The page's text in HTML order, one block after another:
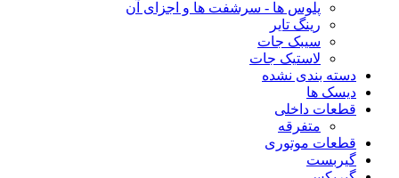
پلوس ها - سرشفت ها و اجزای آن
رینگ تایر
سیبک جات
لاستیک جات
دسته بندی نشده
دیسک ها
قطعات داخلی
متفرقه
قطعات موتوری
گیربست